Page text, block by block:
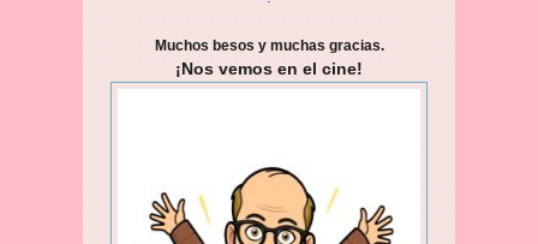
Muchos besos y muchas gracias.
¡Nos vemos en el cine!